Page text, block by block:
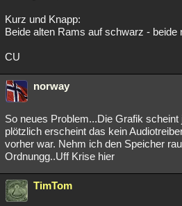
Kurz und Knapp:
Beide alten Rams auf schwarz - beide
CU
norway
So neues Problem...Die Grafik
plötzlich erscheint das kein
vorher war. Nehm ich den Speicher
Ordnungg..Uff Krise hier
TimTom